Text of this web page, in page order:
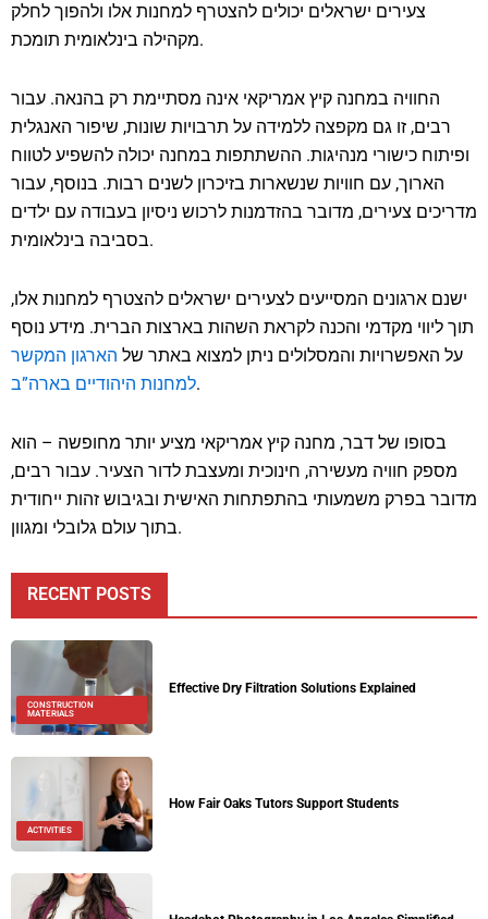
צעירים ישראלים יכולים להצטרף למחנות אלו ולהפוך לחלק
מקהילה בינלאומית תומכת.
החוויה במחנה קיץ אמריקאי אינה מסתיימת רק בהנאה. עבור
רבים, זו גם מקפצה ללמידה על תרבויות שונות, שיפור האנגלית
ופיתוח כישורי מנהיגות. ההשתתפות במחנה יכולה להשפיע לטווח
הארוך, עם חוויות שנשארות בזיכרון לשנים רבות. בנוסף, עבור
מדריכים צעירים, מדובר בהזדמנות לרכוש ניסיון בעבודה עם ילדים
בסביבה בינלאומית.
ישנם ארגונים המסייעים לצעירים ישראלים להצטרף למחנות אלו,
תוך ליווי מקדמי והכנה לקראת השהות בארצות הברית. מידע נוסף
על האפשרויות והמסלולים ניתן למצוא באתר של הארגון המקשר
למחנות היהודיים בארה”ב.
בסופו של דבר, מחנה קיץ אמריקאי מציע יותר מחופשה – הוא
מספק חוויה מעשירה, חינוכית ומעצבת לדור הצעיר. עבור רבים,
מדובר בפרק משמעותי בהתפתחות האישית ובגיבוש זהות ייחודית
בתוך עולם גלובלי ומגוון.
RECENT POSTS
CONSTRUCTION
MATERIALS
Effective Dry Filtration Solutions Explained
ACTIVITIES
How Fair Oaks Tutors Support Students